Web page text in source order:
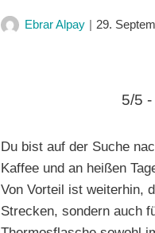
Ebrar Alpay 29.
5/5
Du bist auf der Suche
Kaffee und an heißen
Von Vorteil ist weiterhin,
Strecken, sondern auch